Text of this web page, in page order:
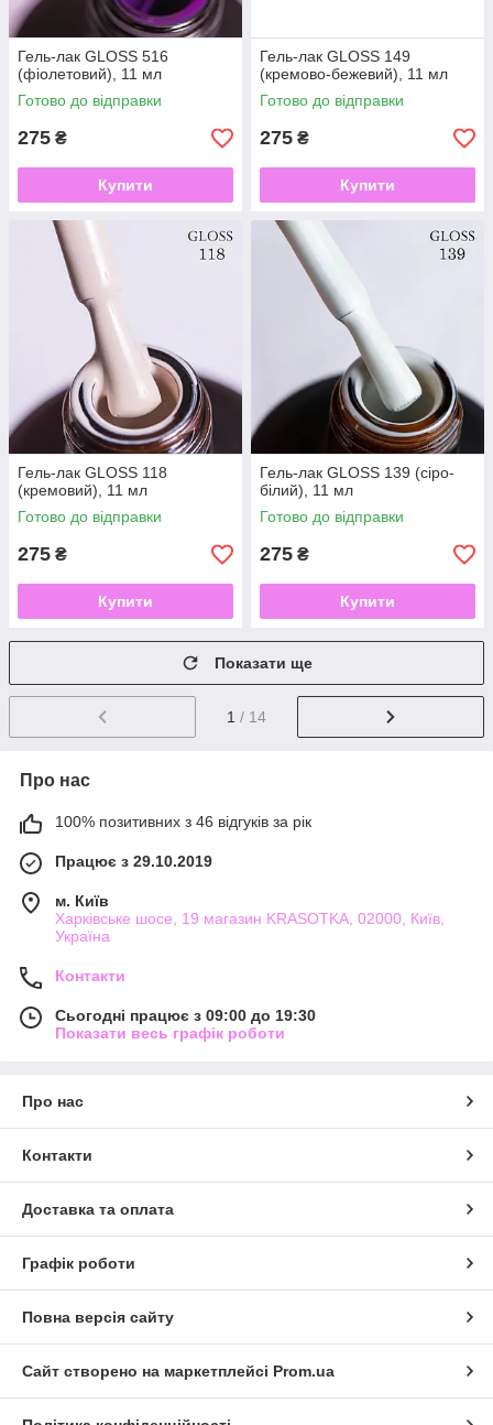
Гель-лак GLOSS 516
(фіолетовий), 11 мл
Готово до відправки
275 ₴
Купити
Гель-лак GLOSS 149
(кремово-бежевий), 11 мл
Готово до відправки
275 ₴
Купити
Гель-лак GLOSS 118
(кремовий), 11 мл
Готово до відправки
275 ₴
Купити
Гель-лак GLOSS 139 (сіро-
білий), 11 мл
Готово до відправки
275 ₴
Купити
Показати ще
1 / 14
Про нас
100% позитивних з 46 відгуків за рік
Працює з 29.10.2019
м. Київ
Харківське шосе, 19 магазин KRASOTKA, 02000, Київ,
Україна
Контакти
Сьогодні працює з 09:00 до 19:30
Показати весь графік роботи
Про нас
Контакти
Доставка та оплата
Графік роботи
Повна версія сайту
Сайт створено на маркетплейсі Prom.ua